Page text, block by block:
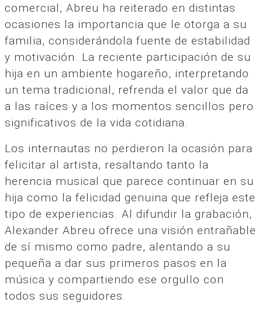
comercial, Abreu ha reiterado en distintas
ocasiones la importancia que le otorga a su
familia, considerándola fuente de estabilidad
y motivación. La reciente participación de su
hija en un ambiente hogareño, interpretando
un tema tradicional, refrenda el valor que da
a las raíces y a los momentos sencillos pero
significativos de la vida cotidiana.
Los internautas no perdieron la ocasión para
felicitar al artista, resaltando tanto la
herencia musical que parece continuar en su
hija como la felicidad genuina que refleja este
tipo de experiencias. Al difundir la grabación,
Alexander Abreu ofrece una visión entrañable
de sí mismo como padre, alentando a su
pequeña a dar sus primeros pasos en la
música y compartiendo ese orgullo con
todos sus seguidores.